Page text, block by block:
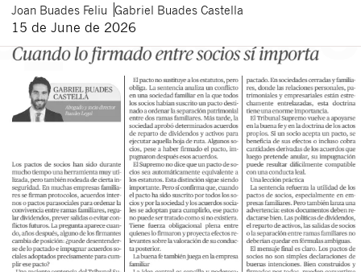
Joan Buades Feliu Gabriel Buades Castella
15 de June de 2026